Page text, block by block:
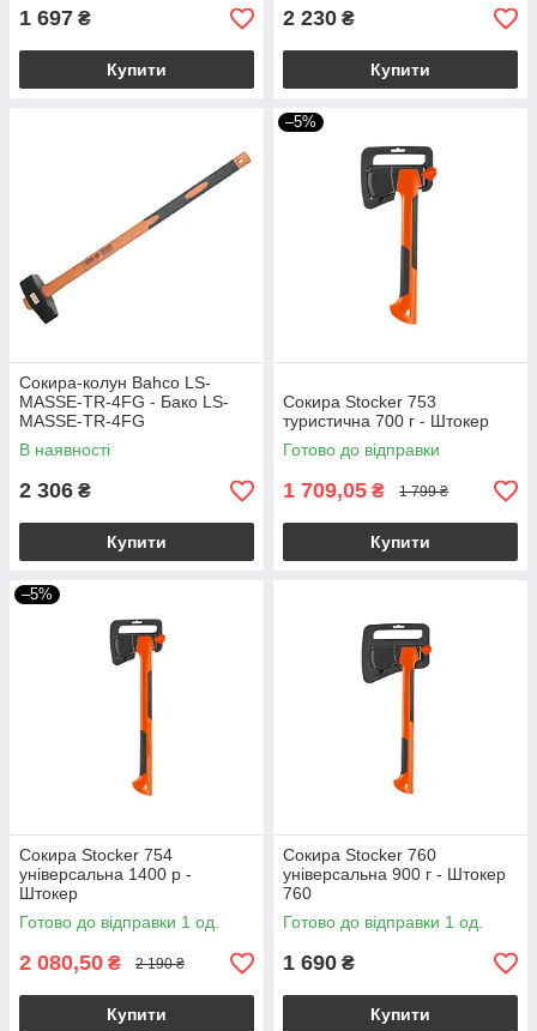
1 697 ₴
Купити
2 230 ₴
Купити
Сокира-колун Bahco LS-
MASSE-TR-4FG - Бако LS-
MASSE-TR-4FG
В наявності
2 306 ₴
Купити
–5%
Сокира Stocker 753
туристична 700 г - Штокер
Готово до відправки
1 709,05 ₴ 1 799 ₴
Купити
–5%
Сокира Stocker 754
універсальна 1400 р -
Штокер
Готово до відправки 1 од.
2 080,50 ₴ 2 190 ₴
Купити
Сокира Stocker 760
універсальна 900 г - Штокер
760
Готово до відправки 1 од.
1 690 ₴
Купити